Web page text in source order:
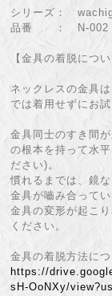
シリーズ：
品番 ： N-002
【金具の着脱につ
ネックレスの金具
では着用せずにお
金具同士のすき間
の根本を持って水
ださい)。
慣れるまでは、鏡
金具が嚙み合って
金具の変形が起こ
ください。
金具の着脱方法に
https://
sH-OoNXy/